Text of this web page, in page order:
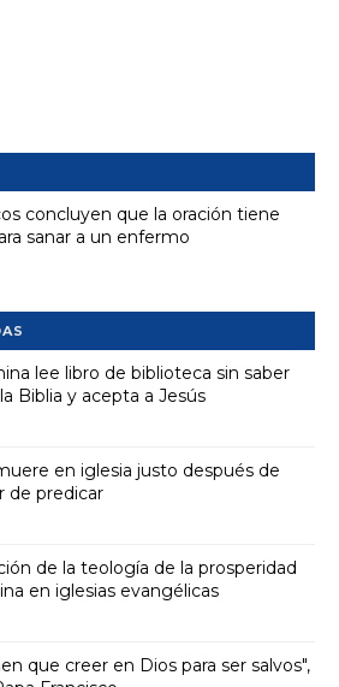
concluyen que la oración tiene
sanar a un enfermo
lee libro de biblioteca sin saber
Biblia y acepta a Jesús
en iglesia justo después de
de predicar
de la teología de la prosperidad
en iglesias evangélicas
que creer en Dios para ser salvos",